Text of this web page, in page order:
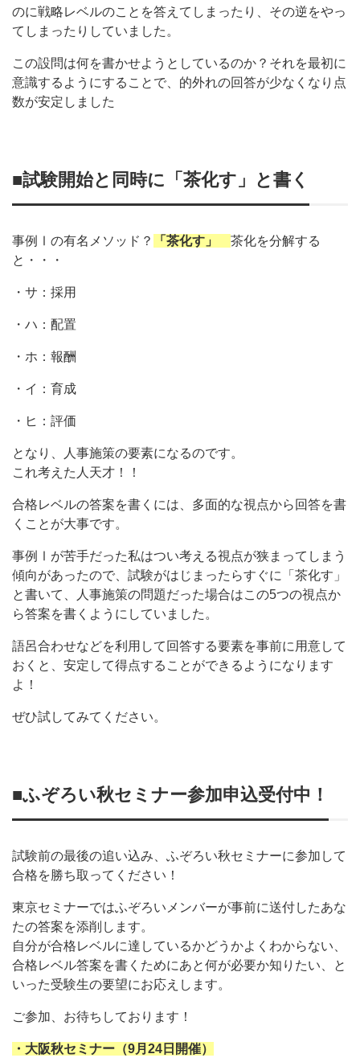
のに戦略レベルのことを答えてしまったり、その逆をやっ
てしまったりしていました。
この設問は何を書かせようとしているのか？それを最初に
意識するようにすることで、的外れの回答が少なくなり点
数が安定しました
■試験開始と同時に「茶化す」と書く
事例Ⅰの有名メソッド？ 「茶化す」 茶化を分解する
と・・・
・サ：採用
・ハ：配置
・ホ：報酬
・イ：育成
・ヒ：評価
となり、人事施策の要素になるのです。
これ考えた人天才！！
合格レベルの答案を書くには、多面的な視点から回答を書
くことが大事です。
事例Ⅰが苦手だった私はつい考える視点が狭まってしまう
傾向があったので、試験がはじまったらすぐに「茶化す」
と書いて、人事施策の問題だった場合はこの5つの視点か
ら答案を書くようにしていました。
語呂合わせなどを利用して回答する要素を事前に用意して
おくと、安定して得点することができるようになります
よ！
ぜひ試してみてください。
■ふぞろい秋セミナー参加申込受付中！
試験前の最後の追い込み、ふぞろい秋セミナーに参加して
合格を勝ち取ってください！
東京セミナーではふぞろいメンバーが事前に送付したあな
たの答案を添削します。
自分が合格レベルに達しているかどうかよくわからない、
合格レベル答案を書くためにあと何が必要か知りたい、と
いった受験生の要望にお応えします。
ご参加、お待ちしております！
・大阪秋セミナー（9月24日開催）